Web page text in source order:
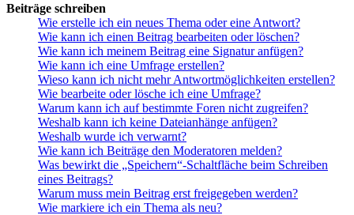
Beiträge schreiben
Wie erstelle ich ein neues Thema oder eine Antwort?
Wie kann ich einen Beitrag bearbeiten oder löschen?
Wie kann ich meinem Beitrag eine Signatur anfügen?
Wie kann ich eine Umfrage erstellen?
Wieso kann ich nicht mehr Antwortmöglichkeiten erstellen?
Wie bearbeite oder lösche ich eine Umfrage?
Warum kann ich auf bestimmte Foren nicht zugreifen?
Weshalb kann ich keine Dateianhänge anfügen?
Weshalb wurde ich verwarnt?
Wie kann ich Beiträge den Moderatoren melden?
Was bewirkt die „Speichern“-Schaltfläche beim Schreiben
eines Beitrags?
Warum muss mein Beitrag erst freigegeben werden?
Wie markiere ich ein Thema als neu?